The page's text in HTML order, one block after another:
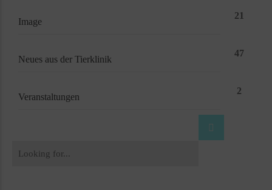
Image
21
Neues aus der Tierklinik
47
Veranstaltungen
2